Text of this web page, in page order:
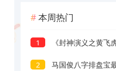
本周热门
1 《封神演义之黄飞
2
马国俊八字排盘宝